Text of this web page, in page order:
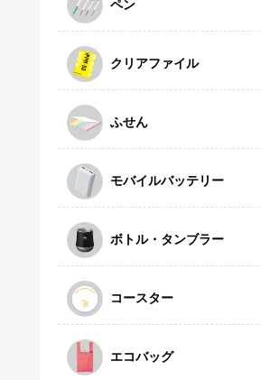
ペン
クリアファイル
ふせん
モバイルバッテリー
ボトル・タンブラー
コースター
エコバッグ